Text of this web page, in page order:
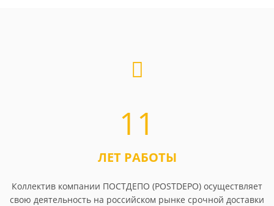
11
ЛЕТ РАБОТЫ
Коллектив компании ПОСТДЕПО (POSTDEPO) осуществляет
свою деятельность на российском рынке срочной доставки